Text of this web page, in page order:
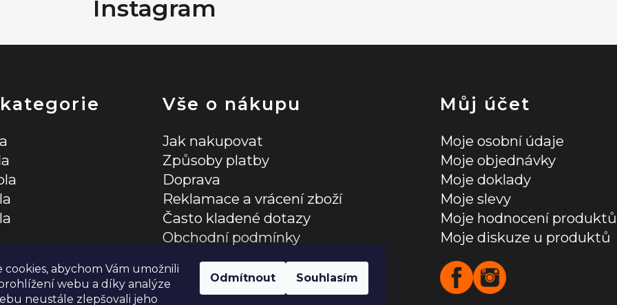
cookies, abychom Vám umožnili
webu a díky analýze
neustále zlepšovali jeho
Odmítnout Souhlasím
Instagram
Vše o nákupu
Jak nakupovat
Způsoby platby
Doprava
Reklamace a vrácení zboží
Často kladené dotazy
Obchodní podmínky
Můj účet
Moje osobní údaje
Moje objednávky
Moje doklady
Moje slevy
Moje hodnocení produktů
Moje diskuze u produktů